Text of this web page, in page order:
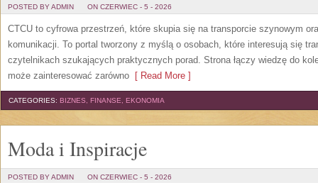
POSTED BY ADMIN ON CZERWIEC - 5 - 2026
CTCU to cyfrowa przestrzeń, które skupia się na transporcie szynowym
komunikacji. To portal tworzony z myślą o osobach, które interesują się
czytelnikach szukających praktycznych porad. Strona łączy wiedzę do
może zainteresować zarówno [ Read More ]
CATEGORIES: BIZNES, FINANSE, EKONOMIA
Moda i Inspiracje
POSTED BY ADMIN ON CZERWIEC - 5 - 2026